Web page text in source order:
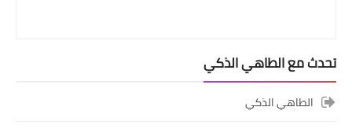
تحدث مع الطاهي الذكي
الطاهي الذكي